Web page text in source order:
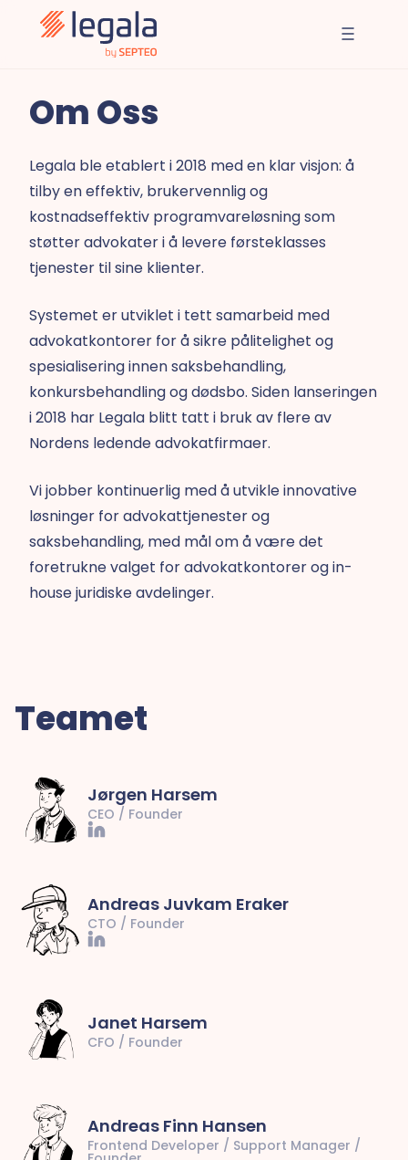
Om Oss
Legala ble etablert i 2018 med en klar visjon: å
tilby en effektiv, brukervennlig og
kostnadseffektiv programvareløsning som
støtter advokater i å levere førsteklasses
tjenester til sine klienter.
Systemet er utviklet i tett samarbeid med
advokatkontorer for å sikre pålitelighet og
spesialisering innen saksbehandling,
konkursbehandling og dødsbo. Siden lanseringen
i 2018 har Legala blitt tatt i bruk av flere av
Nordens ledende advokatfirmaer.
Vi jobber kontinuerlig med å utvikle innovative
løsninger for advokattjenester og
saksbehandling, med mål om å være det
foretrukne valget for advokatkontorer og in-
house juridiske avdelinger.
Teamet
Jørgen Harsem
CEO / Founder
Andreas Juvkam Eraker
CTO / Founder
Janet Harsem
CFO / Founder
Andreas Finn Hansen
Frontend Developer / Support Manager /